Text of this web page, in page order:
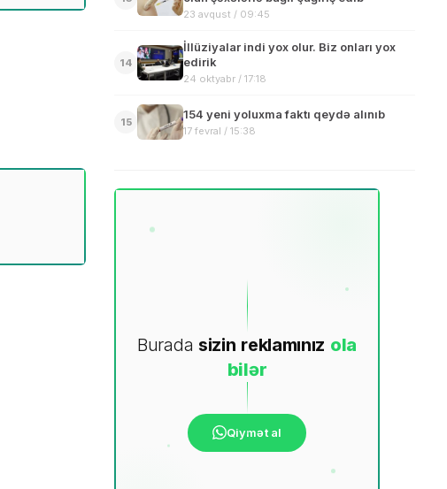
23 avqust / 09:45
14
İllüziyalar indi yox olur. Biz onları yox
edirik
24 oktyabr / 17:18
15
154 yeni yoluxma faktı qeydə alınıb
17 fevral / 15:38
Burada sizin reklamınız ola
bilər
Qiymət al